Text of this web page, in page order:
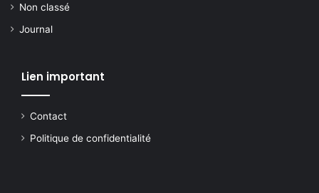
Non classé
Journal
Lien important
Contact
Politique de confidentialité